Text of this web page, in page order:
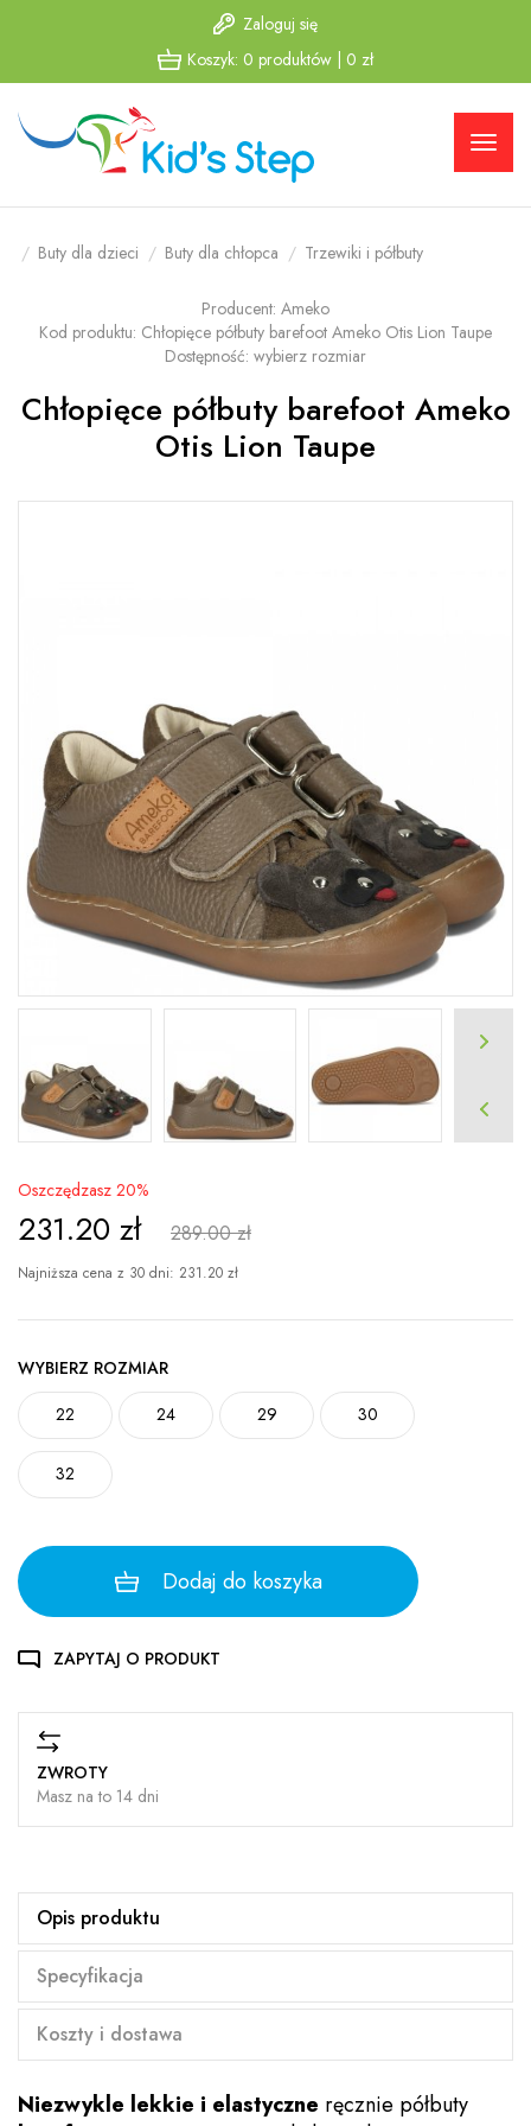
do menu
głównego
do
menu w
stopce
Zaloguj się
Koszyk: 0 produktów 0 zł
Buty dla dzieci Buty dla chłopca Trzewiki i półbuty
Producent: Ameko
Kod produktu: Chłopięce półbuty barefoot Ameko Otis Lion Taupe
Dostępność: wybierz rozmiar
Chłopięce półbuty barefoot Ameko
Otis Lion Taupe
Oszczędzasz 20%
231.20 zł 289.00 zł
Najniższa cena z 30 dni: 231.20 zł
WYBIERZ ROZMIAR
22
24 29 30
32
Dodaj do koszyka
ZAPYTAJ O PRODUKT
ZWROTY
Masz na to 14 dni
Opis produktu
Specyfikacja
Koszty i dostawa
Niezwykle lekkie i elastyczne ręcznie półbuty